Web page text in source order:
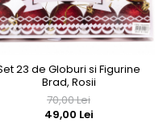
23 de Globuri si Figurine
Brad, Rosii
70,00 Lei
49,00 Lei